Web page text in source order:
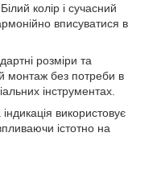
колір і сучасний
вписуватися в
розміри та
монтаж без потреби в
інструментах.
використовує
істотно на